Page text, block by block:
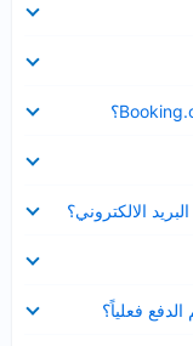
الالكتروني؟
فعلياً؟